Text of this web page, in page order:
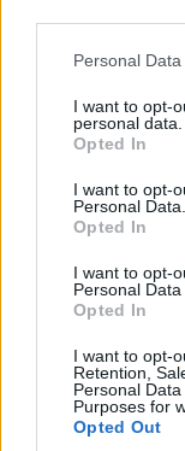
Please note that
not limited to your
grant or deny
use your data for
consent section.
Personal
I want to opt-
personal data.
Opted In
I want to opt-
Personal Data.
Opted In
I want to opt-
Personal Data
Opted In
I want to opt-
Retention,
Personal
Purposes for
Opted Out
Gera Krisztián |2022